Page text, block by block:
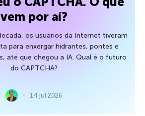
vem por aí?
os usuários da Internet tiveram
para enxergar hidrantes, pontes e
até que chegou a IA. Qual é o futuro
do CAPTCHA?
14 jul 2026